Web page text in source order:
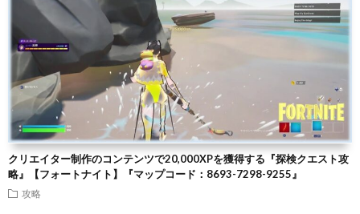
クリエイター制作のコンテンツで20,000XPを獲得する『探検クエスト攻
略』【フォートナイト】『マップコード：8693-7298-9255』
攻略